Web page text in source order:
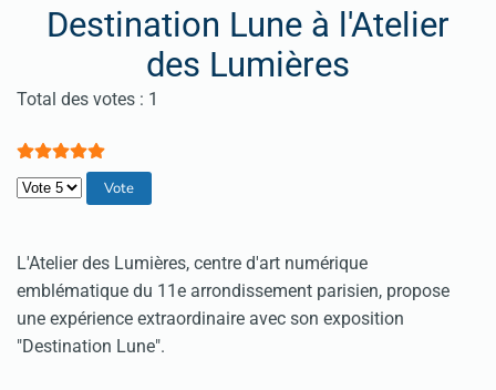
Destination Lune à l'Atelier
des Lumières
Vote utilisateur:5/
Total des votes : 1
Veuillez voter
L'Atelier des Lumières, centre d'art numérique
emblématique du 11e arrondissement parisien, propose
une expérience extraordinaire avec son exposition
"Destination Lune".